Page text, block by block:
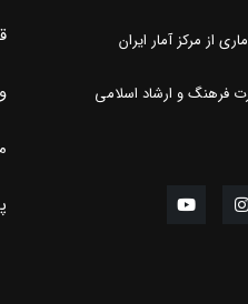
از مرکز آمار ایران
فرهنگ و ارشاد اسلامی